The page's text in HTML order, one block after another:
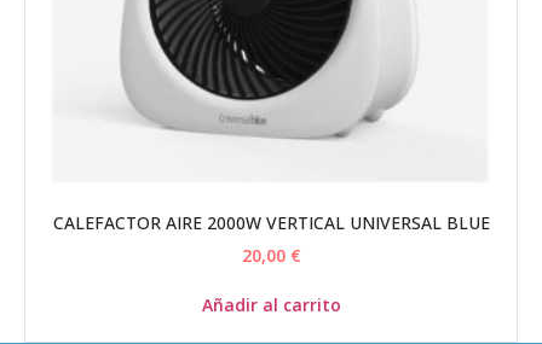
CALEFACTOR AIRE 2000W VERTICAL UNIVERSAL BLUE
20,00 €
Añadir al carrito